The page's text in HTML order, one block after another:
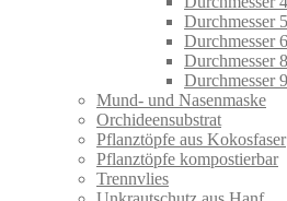
Durchmesser
Durchmesser
Durchmesser
Durchmesser
Mund- und Nasenmaske
Orchideensubstrat
Pflanztöpfe aus Kokosfaser
Pflanztöpfe kompostierbar
Trennvlies